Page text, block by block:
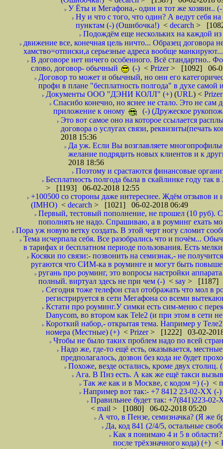
У Ёты и Мегафона,- один и тот же хозяин..
Ну и что с того, что один? А ведут себя
пунктам (-) (Ошибочка!) < decarch >
Подождём еще нескольких на каждой из
движение все, конечная цель ничто... Образец договора
хамство=отписки,а серьезные адреса вообще
В договоре нет ничего особенного. Всё стандартно..
слово, договор- обычный
(-) < Prizer> [1092] 06-
Договор то может и обычный, но они его
профи в плане "бесплатность полгода" в духе
Документы ООО "ДЭНИ КОЛЛ" (+) (URL) <
Спасибо конечно, но яснее не стало. Это не сам
приложение к оному
(-) (Дружеское
Это вот самое оно на которое ссылается
договора о услугах связи, реквизиты(печать
2018 15:36
Да уж. Если Вы возглавляете
желание подрядить новых клиентов и к
2018 18:56
Поэтому и срастаются финансовые
Бесплатность полгода была в скайлинке году
> [1193] 06-02-2018 12:55
+100500 со стороны даже интереснее. Ждём отзывов и
(IMHO) < decarch > [1021] 06-02-2018 06:49
Первый, тестовый пополнение, не прошел (10 руб).
пополнять не надо. Спрашиваю, а в роуминг ехать
Пора уж новую ветку создать. В этой черт ногу сломит
Тема исчерпала себя. Все разобрались что и почём...
в тарифах и бесплатном периоде пользования. Есть
Косяки по связи:- позвонить на семизнак,- не
ругаются что СИМ-ка в роуминге и могут быть
ругань про роуминг, это вопросы настройки
полный. виртуал здесь не при чем (-) < say > [1187]
Сегодня тоже телефон стал отображать что мол в
регистрируется в сети Мегафона со всеми
Кстати про роуминг.У симки есть сим-меню с
Danycom, во втором как Tele2 (и при этом в сети
Короткий набор,- открытая тема. Например у
номера (Местные) (+) < Prizer> [1222] 03-02-
Чтобы не было таких проблем надо по всей
Надо же, где-то ещё есть, оказывается,
предполагалось, дозвон без кода не будет
Похоже, везде остались, кроме двух
Ага. В Пнз есть. А как же ещё такси
Так же как и в Москве, с кодом =) (-) <
Например вот так:- +7 8412 23-02-ХХ (-
Правильнее будет так: +7(841)223-
< mail > [1080] 06-02-2018 05:20
А что, в Пензе, семизначка? (Я же
Да, код 841 (2/4/5, остальные
Как я понимаю 4 и 5 в
после трёхзначного кода) (+) <